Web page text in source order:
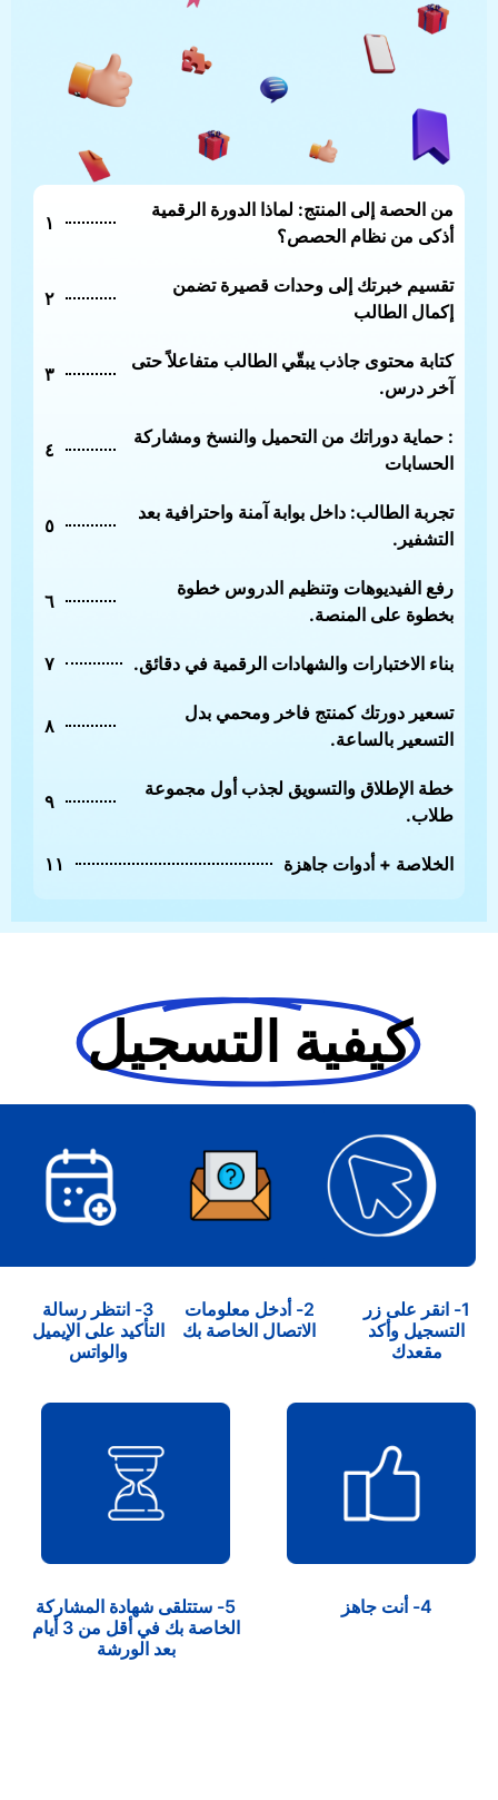
من الحصة إلى المنتج: لماذا الدورة الرقمية
أذكى من نظام الحصص؟
١
تقسيم خبرتك إلى وحدات قصيرة تضمن
إكمال الطالب
٢
كتابة محتوى جاذب يبقّي الطالب متفاعلاً حتى
آخر درس.
٣
: حماية دوراتك من التحميل والنسخ ومشاركة
الحسابات
٤
تجربة الطالب: داخل بوابة آمنة واحترافية بعد
التشفير.
٥
رفع الفيديوهات وتنظيم الدروس خطوة
بخطوة على المنصة.
٦
بناء الاختبارات والشهادات الرقمية في دقائق. ٧
تسعير دورتك كمنتج فاخر ومحمي بدل
التسعير بالساعة.
٨
خطة الإطلاق والتسويق لجذب أول مجموعة
طلاب.
٩
الخلاصة + أدوات جاهزة ١١
كيفية التسجيل
1- انقر على زر
التسجيل وأكد
مقعدك
2- أدخل معلومات
الاتصال الخاصة بك
3- انتظر رسالة
التأكيد على الإيميل
والواتس
5- ستتلقى شهادة المشاركة
الخاصة بك في أقل من 3 أيام
بعد الورشة